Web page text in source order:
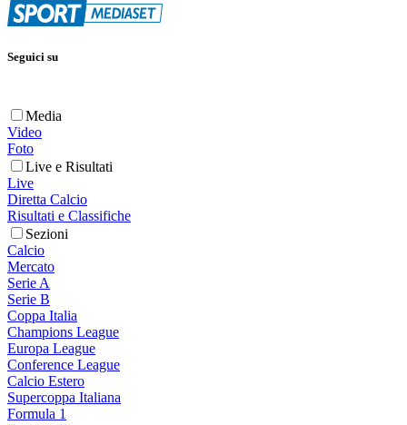
Seguici su
Media
Video
Foto
Live e Risultati
Live
Diretta Calcio
Risultati e Classifiche
Sezioni
Calcio
Mercato
Serie A
Serie B
Coppa Italia
Champions League
Europa League
Conference League
Calcio Estero
Supercoppa Italiana
Formula 1